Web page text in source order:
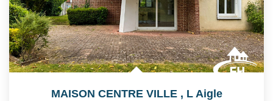
MAISON CENTRE VILLE , L Aigle